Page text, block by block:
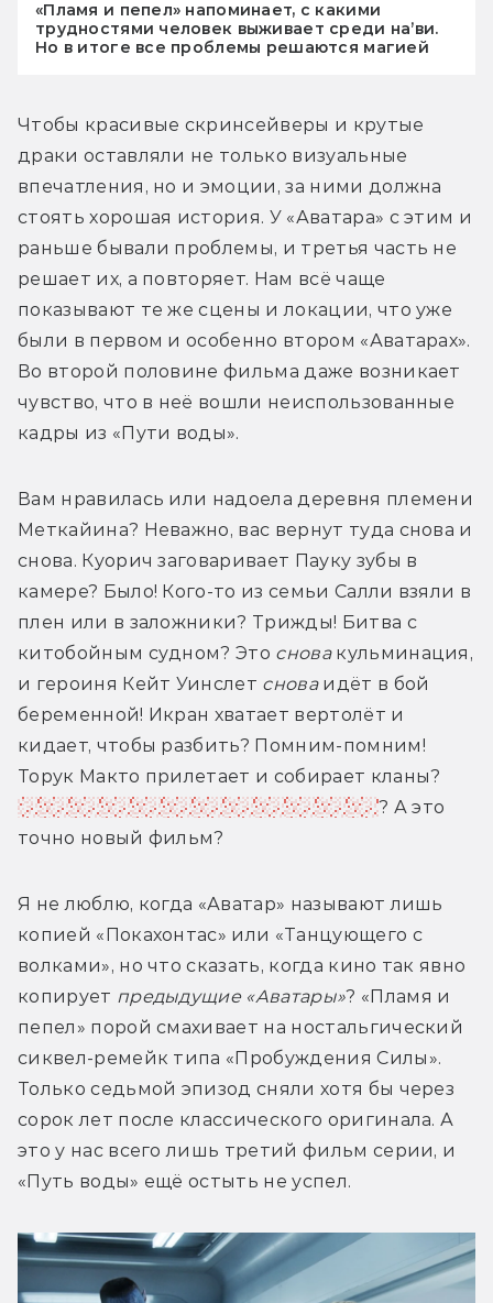
«Пламя и пепел» напоминает, с какими
трудностями человек выживает среди на’ви.
Но в итоге все проблемы решаются магией
Чтобы красивые скринсейверы и крутые
драки оставляли не только визуальные
впечатления, но и эмоции, за ними должна
стоять хорошая история. У «Аватара» с этим и
раньше бывали проблемы, и третья часть не
решает их, а повторяет. Нам всё чаще
показывают те же сцены и локации, что уже
были в первом и особенно втором «Аватарах».
Во второй половине фильма даже возникает
чувство, что в неё вошли неиспользованные
кадры из «Пути воды».
Вам нравилась или надоела деревня племени
Меткайина? Неважно, вас вернут туда снова и
снова. Куорич заговаривает Пауку зубы в
камере? Было! Кого-то из семьи Салли взяли в
плен или в заложники? Трижды! Битва с
китобойным судном? Это снова кульминация,
и героиня Кейт Уинслет снова идёт в бой
беременной! Икран хватает вертолёт и
Эйва-из-машины присылает помощь? А это
точно новый фильм?
Я не люблю, когда «Аватар» называют лишь
копией «Покахонтас» или «Танцующего с
волками», но что сказать, когда кино так явно
копирует предыдущие «Аватары»? «Пламя и
пепел» порой смахивает на ностальгический
сиквел-ремейк типа «Пробуждения Силы».
Только седьмой эпизод сняли хотя бы через
сорок лет после классического оригинала. А
это у нас всего лишь третий фильм серии, и
«Путь воды» ещё остыть не успел.